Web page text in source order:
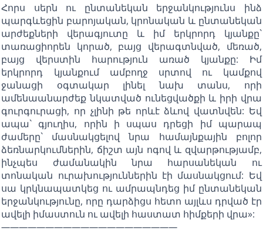
Հորս սերն ու ընտանեկան երջանկությունս ինձ
պարգևեցին բարոյական, կրոնական և ընտանեկան
արժեքների վերագյուտը և իմ երկրորդ կյանքը`
տառացիորեն կորած, բայց վերագտնված, մեռած,
բայց վերստին հարություն առած կյանքը: Իմ
երկրորդ կյանքում ամբողջ սրտով ու կամքով
ջանացի օգտակար լինել նախ տանս, որի
ամենաանարժեք նկատված ունեցվածքի և իրի վրա
գուրգուրացի, որ չլինի թե որևէ ձևով վատնվեն: Եվ
ապա` գյուղիս, որին ի սպաս դրեցի իմ պարապ
ժամերը` մասնակցելով նրա համայնքային բոլոր
ձեռնարկումներին, ճիշտ այն ոգով և զվարթությամբ,
ինչպես ժամանակին նրա հարսանեկան ու
տոնական ուրախություններին էի մասնակցում: Եվ
սա կրկնապատկեց ու ամրապնդեց իմ ընտանեկան
երջանկությունը, որը դարձիցս հետո այլևս դրված էր
ավելի իմաստուն ու ավելի հաստատ հիմքերի վրա»:
————————————————————